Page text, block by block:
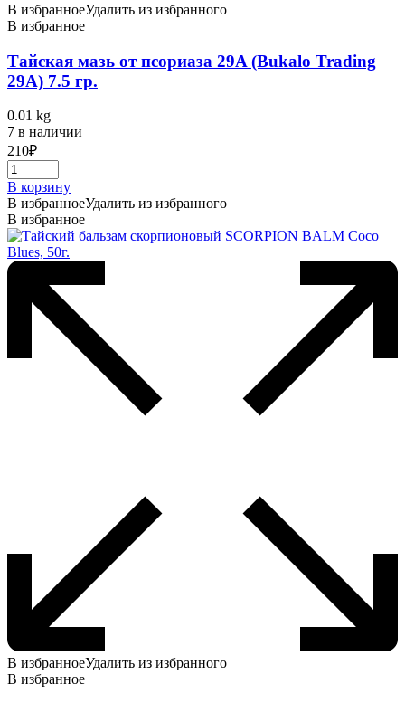
В избранноеУдалить из избранного
В избранное
Тайская мазь от псориаза 29A (Bukalo Trading
29A) 7.5 гр.
0.01 kg
7 в наличии
210₽
В корзину
В избранноеУдалить из избранного
В избранное
В избранноеУдалить из избранного
В избранное